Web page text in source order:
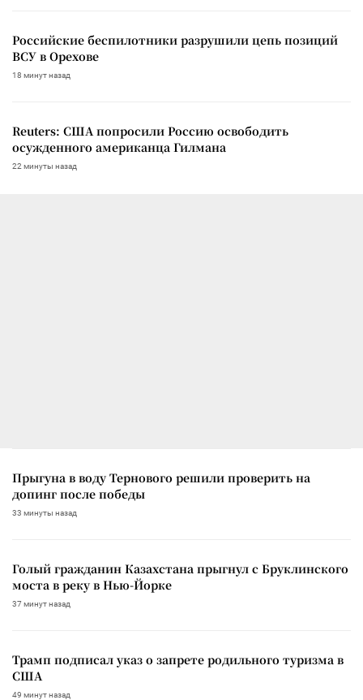
Российские беспилотники разрушили цепь позиций
ВСУ в Орехове
18 минут назад
Reuters: США попросили Россию освободить
осужденного американца Гилмана
22 минуты назад
Прыгуна в воду Тернового решили проверить на
допинг после победы
33 минуты назад
Голый гражданин Казахстана прыгнул с Бруклинского
моста в реку в Нью-Йорке
37 минут назад
Трамп подписал указ о запрете родильного туризма в
США
49 минут назад